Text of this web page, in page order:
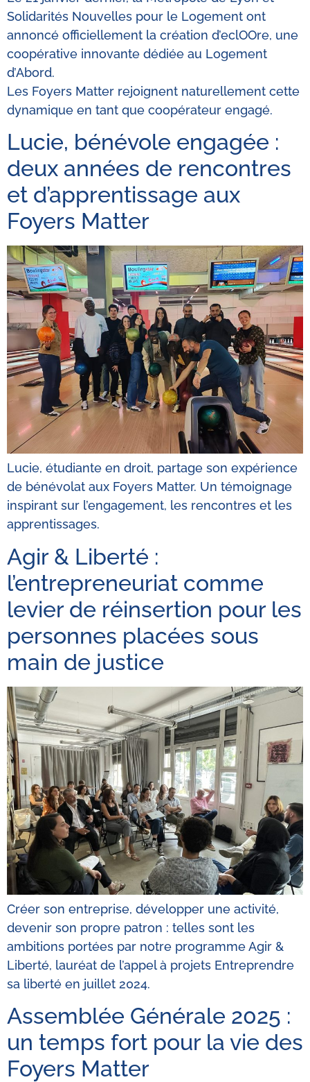
Solidarités Nouvelles pour le Logement ont
annoncé officiellement la création d’eclOOre, une
coopérative innovante dédiée au Logement
d’Abord.
Les Foyers Matter rejoignent naturellement cette
dynamique en tant que coopérateur engagé.
Lucie, bénévole engagée :
deux années de rencontres
et d’apprentissage aux
Foyers Matter
Lucie, étudiante en droit, partage son expérience
de bénévolat aux Foyers Matter. Un témoignage
inspirant sur l’engagement, les rencontres et les
apprentissages.
Agir & Liberté :
l’entrepreneuriat comme
levier de réinsertion pour les
personnes placées sous
main de justice
Créer son entreprise, développer une activité,
devenir son propre patron : telles sont les
ambitions portées par notre programme Agir &
Liberté, lauréat de l’appel à projets Entreprendre
sa liberté en juillet 2024.
Assemblée Générale 2025 :
un temps fort pour la vie des
Foyers Matter